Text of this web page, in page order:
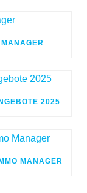
2025
MANAGER